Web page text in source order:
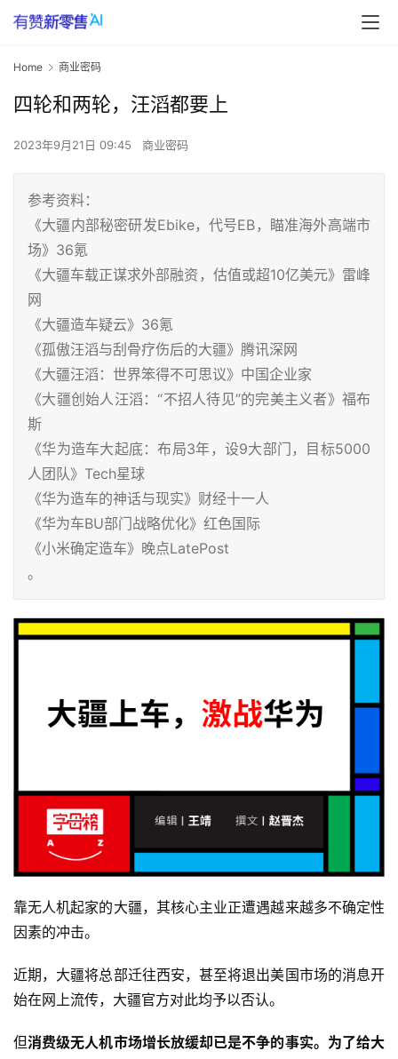
Home 商业密码
四轮和两轮，汪滔都要上
2023年9月21日 09:45 商业密码
参考资料：
《大疆内部秘密研发Ebike，代号EB，瞄准海外高端市
场》36氪
《大疆车载正谋求外部融资，估值或超10亿美元》雷峰
网
《大疆造车疑云》36氪
《孤傲汪滔与刮骨疗伤后的大疆》腾讯深网
《大疆汪滔：世界笨得不可思议》中国企业家
《大疆创始人汪滔：“不招人待见”的完美主义者》福布
斯
《华为造车大起底：布局3年，设9大部门，目标5000
人团队》Tech星球
《华为造车的神话与现实》财经十一人
《华为车BU部门战略优化》红色国际
《小米确定造车》晚点LatePost
。
靠无人机起家的大疆，其核心主业正遭遇越来越多不确定性
因素的冲击。
近期，大疆将总部迁往西安，甚至将退出美国市场的消息开
始在网上流传，大疆官方对此均予以否认。
但消费级无人机市场增长放缓却已是不争的事实。为了给大